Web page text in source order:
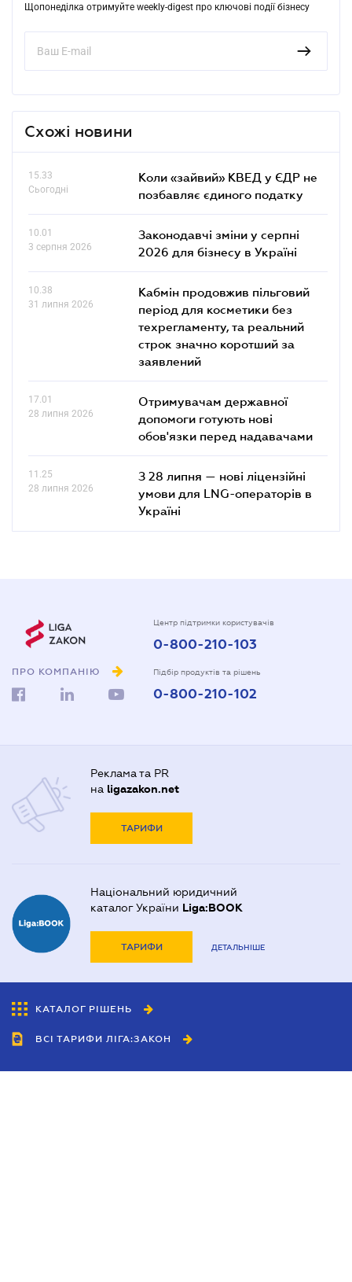
Щопонеділка отримуйте weekly-digest про ключові події бізнесу
Схожі новини
15.33
Сьогодні
Коли «зайвий» КВЕД у ЄДР не
позбавляє єдиного податку
10.01
3 серпня 2026
Законодавчі зміни у серпні
2026 для бізнесу в Україні
10.38
31 липня 2026
Кабмін продовжив пільговий
період для косметики без
техрегламенту, та реальний
строк значно коротший за
заявлений
17.01
28 липня 2026
Отримувачам державної
допомоги готують нові
обов'язки перед надавачами
11.25
28 липня 2026
З 28 липня — нові ліцензійні
умови для LNG-операторів в
Україні
ПРО КОМПАНІЮ
Центр підтримки користувачів
0-800-210-103
Підбір продуктів та рішень
0-800-210-102
Реклама та PR
на ligazakon.net
ТАРИФИ
Національний юридичний
каталог України Liga:BOOK
ТАРИФИ ДЕТАЛЬНІШЕ
КАТАЛОГ РІШЕНЬ
ВСІ ТАРИФИ ЛІГА:ЗАКОН